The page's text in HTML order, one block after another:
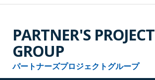
PARTNER'S PROJECT
GROUP
パートナーズプロジェクトグループ